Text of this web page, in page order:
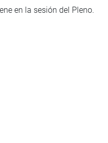
en la sesión del Pleno.